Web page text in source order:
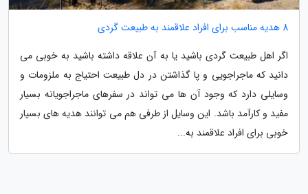
8 هدیه مناسب برای افراد علاقمند به طبیعت گردی
اگر اهل طبیعت گردی باشید یا به آن علاقه داشته باشید به خوبی می
دانید که ماجراجویی و پا گذاشتن در دل طبیعت احتیاج به ملزومات و
وسایلی دارد که وجود آن ها می تواند در سفرهای ماجراجویانه بسیار
مفید و کارآمد باشد. این وسایل از طرفی هم می توانند هدیه های بسیار
خوبی برای افراد علاقمند به...